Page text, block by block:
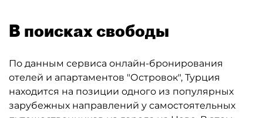
В поисках свободы
По данным сервиса онлайн-бронирования
отелей и апартаментов "Островок", Турция
находится на позиции одного из популярных
зарубежных направлений у самостоятельных